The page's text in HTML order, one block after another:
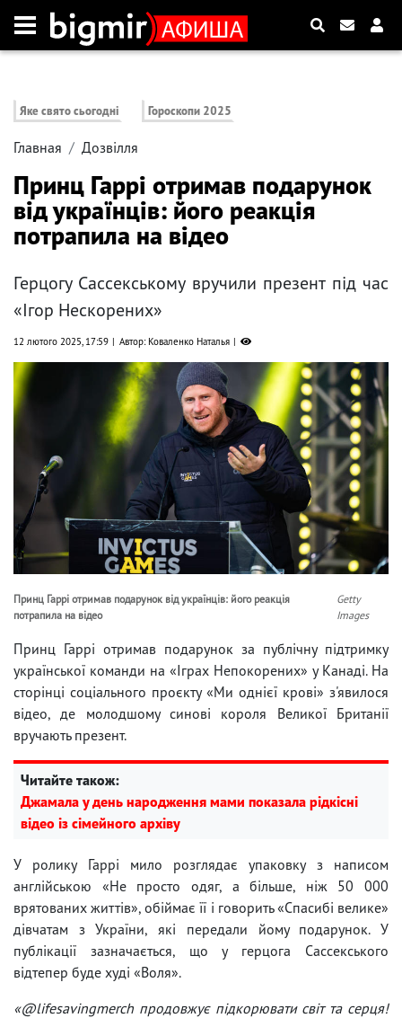
Яке свято сьогодні Гороскопи 2025
Главная Дозвілля
Принц Гаррі отримав подарунок
від українців: його реакція
потрапила на відео
Герцогу Сассекському вручили презент під час
«Ігор Нескорених»
12 лютого 2025, 17:59 Автор: Коваленко Наталья
Принц Гаррі отримав подарунок від українців: його реакція
потрапила на відео
Getty
Images
Принц Гаррі отримав подарунок за публічну підтримку
української команди на «Іграх Непокорених» у Канаді. На
сторінці соціального проєкту «Ми однієї крові» з'явилося
відео, де молодшому синові короля Великої Британії
вручають презент.
Читайте також:
Джамала у день народження мами показала рідкісні
відео із сімейного архіву
У ролику Гаррі мило розглядає упаковку з написом
англійською «Не просто одяг, а більше, ніж 50 000
врятованих життів», обіймає її і говорить «Спасибі велике»
дівчатам з України, які передали йому подарунок. У
публікації зазначається, що у герцога Сассекського
відтепер буде худі «Воля».
«@lifesavingmerch продовжує підкорювати світ та серця!